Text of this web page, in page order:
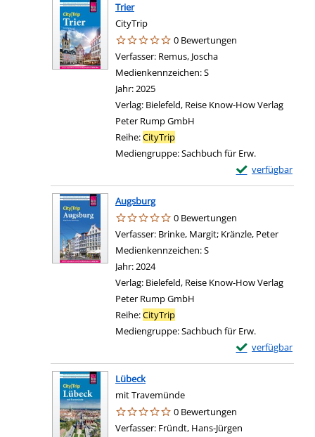
Trier
CityTrip
0 Bewertungen
Verfasser: Remus, Joscha
Medienkennzeichen:S
Jahr:2025
Verlag: Bielefeld, Reise Know-How Verlag
Peter Rump GmbH
Reihe:CityTrip
Mediengruppe:Sachbuch für Erw.
verfügbar
Exemplar-Details
Augsburg
0 Bewertungen
Verfasser: Brinke, Margit; Kränzle, Peter
Medienkennzeichen:S
Jahr:2024
Verlag: Bielefeld, Reise Know-How Verlag
Peter Rump GmbH
Reihe:CityTrip
Mediengruppe:Sachbuch für Erw.
verfügbar
Exemplar-Details
Lübeck
mit Travemünde
0 Bewertungen
Verfasser: Fründt, Hans-Jürgen